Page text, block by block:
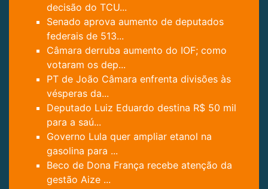
decisão do TCU...
Senado aprova aumento de deputados
federais de 513...
Câmara derruba aumento do IOF; como
votaram os dep...
PT de João Câmara enfrenta divisões às
vésperas da...
Deputado Luiz Eduardo destina R$ 50 mil
para a saú...
Governo Lula quer ampliar etanol na
gasolina para ...
Beco de Dona França recebe atenção da
gestão Aize ...